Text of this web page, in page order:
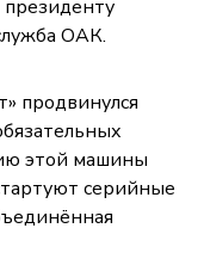
ОАК.
продвинулся
этой машины
серийные